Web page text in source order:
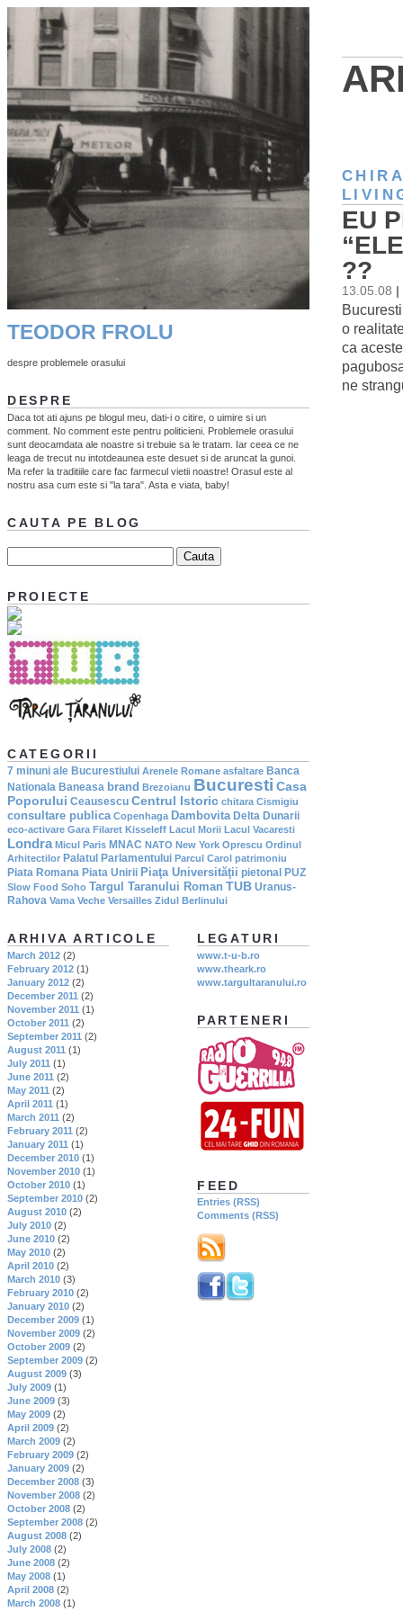
EU
??
13.05.08
o
ca
ne
TEODOR FROLU
despre problemele orasului
DESPRE
Daca tot ati ajuns pe blogul meu, dati-i o citire, o uimire si un
comment. No comment este pentru politicieni. Problemele orasului
sunt deocamdata ale noastre si trebuie sa le tratam. Iar ceea ce ne
leaga de trecut nu intotdeaunea este desuet si de aruncat la gunoi.
Ma refer la traditiile care fac farmecul vietii noastre! Orasul este al
nostru asa cum este si "la tara". Asta e viata, baby!
CAUTA PE BLOG
PROIECTE
CATEGORII
7 minuni ale Bucurestiului Arenele Romane asfaltare Banca
Nationala Baneasa brand Brezoianu Bucuresti Casa
Poporului Ceausescu Centrul Istoric chitara Cismigiu
consultare publica Copenhaga Dambovita Delta Dunarii
eco-activare Gara Filaret Kisseleff Lacul Morii Lacul Vacaresti
Londra Micul Paris MNAC NATO New York Oprescu Ordinul
Arhitectilor Palatul Parlamentului Parcul Carol patrimoniu
Piata Romana Piata Unirii Piaţa Universităţii pietonal PUZ
Slow Food Soho Targul Taranului Roman TUB Uranus-
Rahova Vama Veche Versailles Zidul Berlinului
LEGATURI
www.t-u-b.ro
www.theark.ro
www.targultaranului.ro
PARTENERI
FEED
Entries (RSS)
Comments (RSS)
ARHIVA ARTICOLE
March 2012 (2)
February 2012 (1)
January 2012 (2)
December 2011 (2)
November 2011 (1)
October 2011 (2)
September 2011 (2)
August 2011 (1)
July 2011 (1)
June 2011 (2)
May 2011 (2)
April 2011 (1)
March 2011 (2)
February 2011 (2)
January 2011 (1)
December 2010 (1)
November 2010 (1)
October 2010 (1)
September 2010 (2)
August 2010 (2)
July 2010 (2)
June 2010 (2)
May 2010 (2)
April 2010 (2)
March 2010 (3)
February 2010 (2)
January 2010 (2)
December 2009 (1)
November 2009 (2)
October 2009 (2)
September 2009 (2)
August 2009 (3)
July 2009 (1)
June 2009 (3)
May 2009 (2)
April 2009 (2)
March 2009 (2)
February 2009 (2)
January 2009 (2)
December 2008 (3)
November 2008 (2)
October 2008 (2)
September 2008 (2)
August 2008 (2)
July 2008 (2)
June 2008 (2)
May 2008 (1)
April 2008 (2)
March 2008 (1)